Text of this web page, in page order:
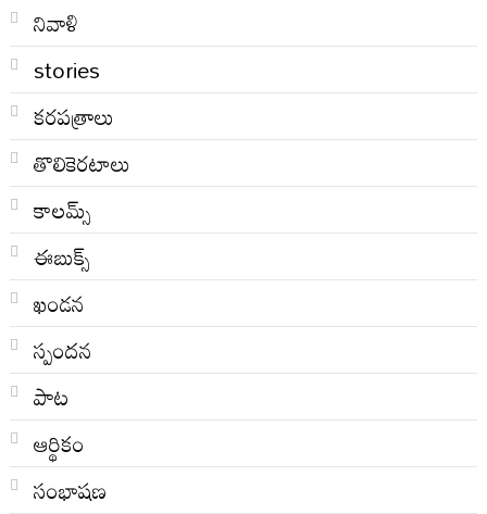
నివాళి
stories
కరపత్రాలు
తొలికెరటాలు
కాలమ్స్
ఈబుక్స్
ఖండన
స్పందన
పాట
ఆర్థికం
సంభాషణ